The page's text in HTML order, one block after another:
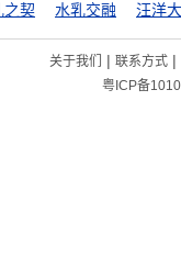
之契 水乳交融 汪洋
关于我们 | 联系方式|
粤ICP备